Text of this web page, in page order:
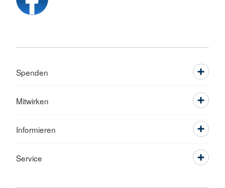
Spenden
Mitwirken
Informieren
Service